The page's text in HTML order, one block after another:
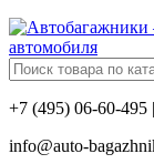
+7 (495) 06-60-495
info@auto-